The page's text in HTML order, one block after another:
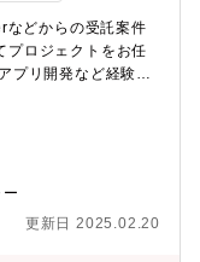
などからの受託案件
プロジェクトをお任
プリ開発など経験や
ツール導入・AWS、
フラ構築業務 など
：大手旅行会社向
:2023年7月～2024年
、AWS(2)アプリケ
更新日 2025.02.20